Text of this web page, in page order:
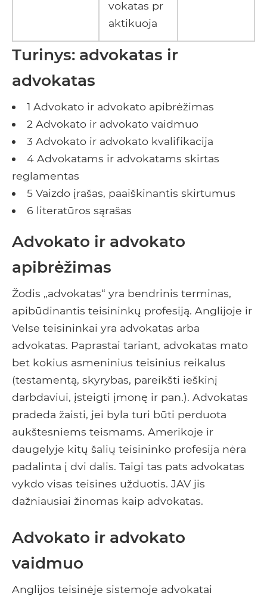
vokatas pr
aktikuoja
Turinys: advokatas ir
advokatas
1 Advokato ir advokato apibrėžimas
2 Advokato ir advokato vaidmuo
3 Advokato ir advokato kvalifikacija
4 Advokatams ir advokatams skirtas
reglamentas
5 Vaizdo įrašas, paaiškinantis skirtumus
6 literatūros sąrašas
Advokato ir advokato
apibrėžimas
Žodis „advokatas“ yra bendrinis terminas,
apibūdinantis teisininkų profesiją. Anglijoje ir
Velse teisininkai yra advokatas arba
advokatas. Paprastai tariant, advokatas mato
bet kokius asmeninius teisinius reikalus
(testamentą, skyrybas, pareikšti ieškinį
darbdaviui, įsteigti įmonę ir pan.). Advokatas
pradeda žaisti, jei byla turi būti perduota
aukštesniems teismams. Amerikoje ir
daugelyje kitų šalių teisininko profesija nėra
padalinta į dvi dalis. Taigi tas pats advokatas
vykdo visas teisines užduotis. JAV jis
dažniausiai žinomas kaip advokatas.
Advokato ir advokato
vaidmuo
Anglijos teisinėje sistemoje advokatai